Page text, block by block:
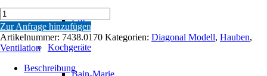
Lift
Kochgeräte
WANDHAUBEN
COMPLETT
1200
Menge
Zur Anfrage hinzufügen
Artikelnummer: 7438.0170 Kategorien: Diagonal Modell, Hauben,
Ventilation
Beschreibung